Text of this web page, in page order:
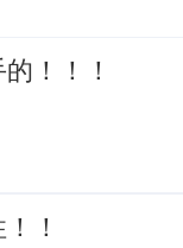
！！！
！